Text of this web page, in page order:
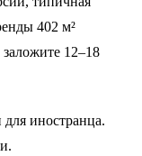
402 м²
12–18
иностранца.
.